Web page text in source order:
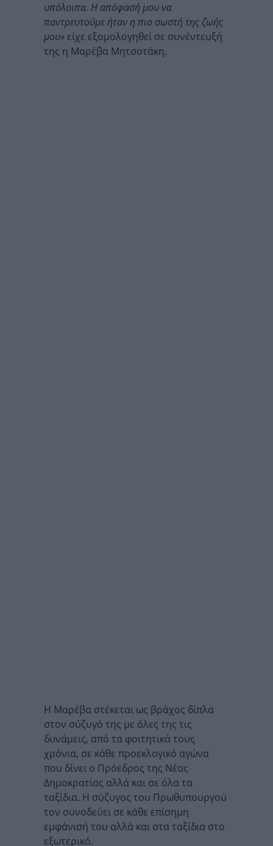
υπόλοιπα. Η απόφασή μου να
παντρευτούμε ήταν η πιο σωστή της ζωής
μου» είχε εξομολογηθεί σε συνέντευξή
της η Μαρέβα Μητσοτάκη.
Η Μαρέβα στέκεται ως βράχος δίπλα
στον σύζυγό της με όλες της τις
δυνάμεις, από τα φοιτητικά τους
χρόνια, σε κάθε προεκλογικό αγώνα
που δίνει ο Πρόεδρος της Νέας
Δημοκρατίας αλλά και σε όλα τα
ταξίδια. Η σύζυγος του Πρωθυπουργού
τον συνοδεύει σε κάθε επίσημη
εμφάνισή του αλλά και στα ταξίδια στο
εξωτερικό.